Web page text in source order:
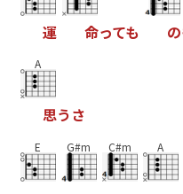
運 命っても の
A
思う さ
E G#m C#m A